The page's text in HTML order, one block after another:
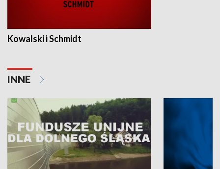
Kowalski i Schmidt
INNE